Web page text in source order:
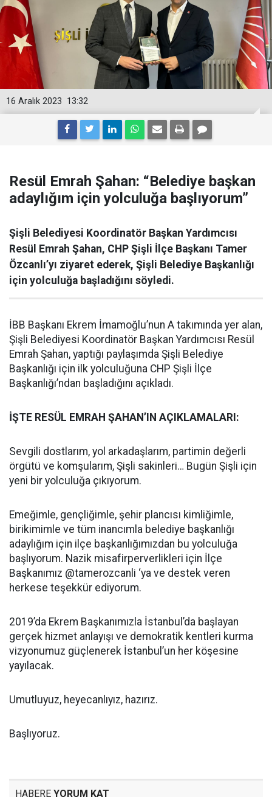
13:32
16 Aralık 2023
Resül Emrah Şahan: “Belediye başkan
adaylığım için yolculuğa başlıyorum”
Şişli Belediyesi Koordinatör Başkan Yardımcısı
Resül Emrah Şahan, CHP Şişli İlçe Başkanı Tamer
Özcanlı’yı ziyaret ederek, Şişli Belediye Başkanlığı
için yolculuğa başladığını söyledi.
İBB Başkanı Ekrem İmamoğlu’nun A takımında yer alan,
Şişli Belediyesi Koordinatör Başkan Yardımcısı Resül
Emrah Şahan, yaptığı paylaşımda Şişli Belediye
Başkanlığı için ilk yolculuğuna CHP Şişli İlçe
Başkanlığı’ndan başladığını açıkladı.
İŞTE RESÜL EMRAH ŞAHAN’IN AÇIKLAMALARI:
Sevgili dostlarım, yol arkadaşlarım, partimin değerli
örgütü ve komşularım, Şişli sakinleri… Bugün Şişli için
yeni bir yolculuğa çıkıyorum.
Emeğimle, gençliğimle, şehir plancısı kimliğimle,
birikimimle ve tüm inancımla belediye başkanlığı
adaylığım için ilçe başkanlığımızdan bu yolculuğa
başlıyorum. Nazik misafirperverlikleri için İlçe
Başkanımız @tamerozcanli ‘ya ve destek veren
herkese teşekkür ediyorum.
2019’da Ekrem Başkanımızla İstanbul’da başlayan
gerçek hizmet anlayışı ve demokratik kentleri kurma
vizyonumuz güçlenerek İstanbul’un her köşesine
yayılacak.
Umutluyuz, heyecanlıyız, hazırız.
Başlıyoruz.
HABERE YORUM KAT